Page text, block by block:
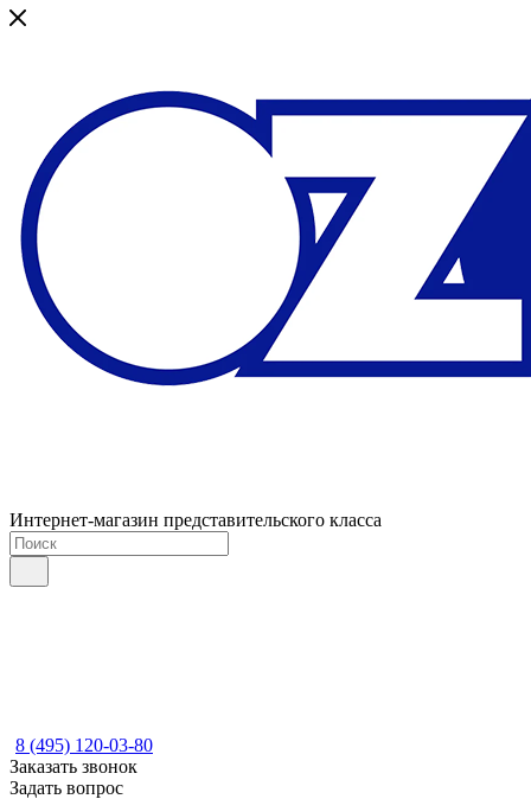
Интернет-магазин представительского класса
8 (495) 120-03-80
Заказать звонок
Задать вопрос